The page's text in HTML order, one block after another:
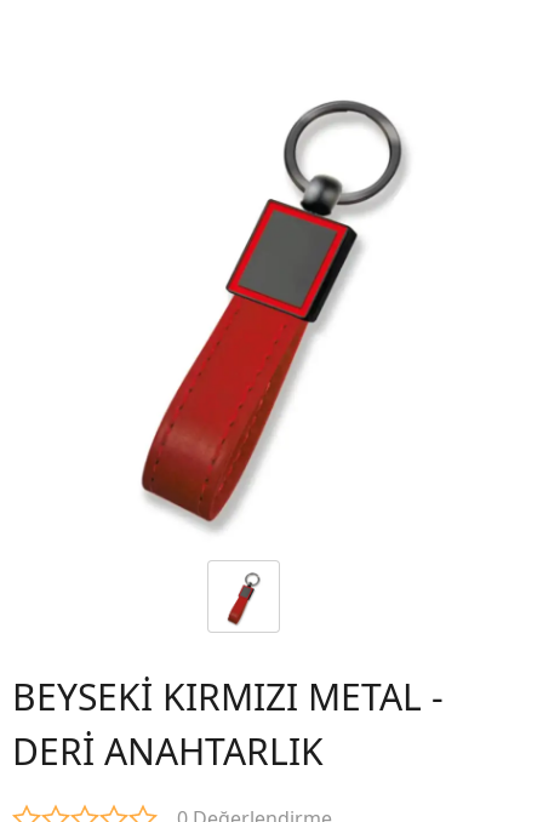
BEYSEKİ KIRMIZI METAL -
DERİ ANAHTARLIK